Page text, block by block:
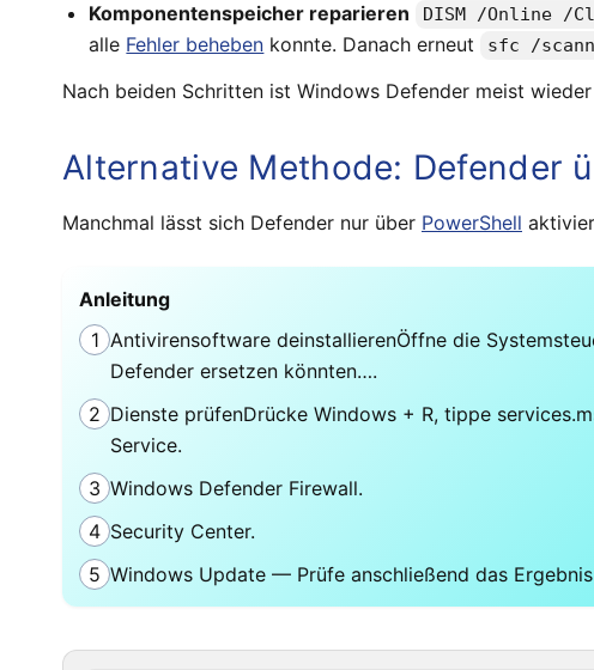
Komponentenspeicher reparieren
DISM /Online /
alle Fehler beheben konnte. Danach erneut sfc /
Nach beiden Schritten ist Windows Defender meist
Alternative Methode: Defender
Manchmal lässt sich Defender nur über PowerShell
Anleitung
1 Antivirensoftware deinstallierenÖffne die
Defender ersetzen könnten….
2 Dienste prüfenDrücke Windows + R, tippe
Service.
3 Windows Defender Firewall.
4 Security Center.
5 Windows Update — Prüfe anschließend das